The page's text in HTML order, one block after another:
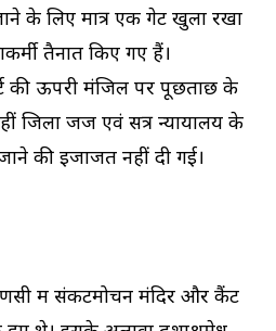
के लिए मात्र एक गेट खुला रखा
तैनात किए गए हैं।
की ऊपरी मंजिल पर पूछताछ के
जिला जज एवं सत्र न्यायालय के
की इजाजत नहीं दी गई।
में संकटमोचन मंदिर और कैंट